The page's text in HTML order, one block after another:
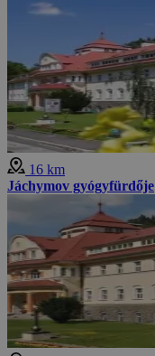
16 km
Jáchymov gyógyfürdője